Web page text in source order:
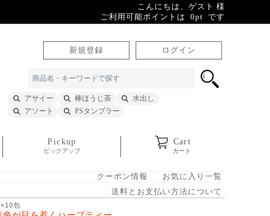
こんにちは、ゲスト 様
ご利用可能ポイントは 0pt です
新規登録 ログイン
アサイー 棒ほうじ茶
水出し
アソート
PSタンブラー
Pickup
ピックアップ
Cart
カート
クーポン情報
お気に入り一覧
送料とお支払い方法について
包